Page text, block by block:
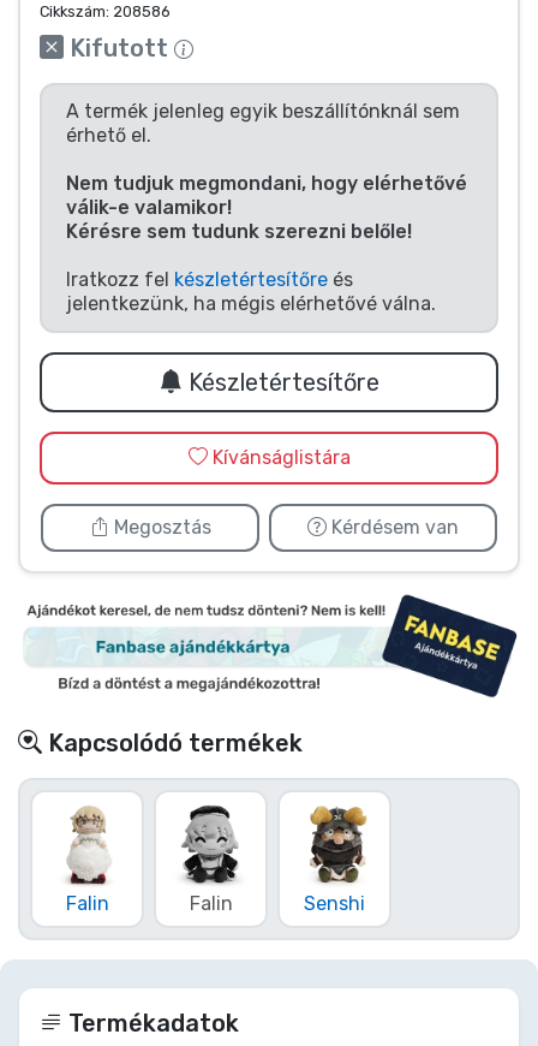
Cikkszám: 208586
Kifutott
A termék jelenleg egyik beszállítónknál sem
érhető el.
Nem tudjuk megmondani, hogy elérhetővé
válik-e valamikor!
Kérésre sem tudunk szerezni belőle!
Iratkozz fel készletértesítőre és
jelentkezünk, ha mégis elérhetővé válna.
Készletértesítőre
Kívánságlistára
Megosztás Kérdésem van
Kapcsolódó termékek
Falin Falin Senshi
Termékadatok
Terméktípusok
Márkák